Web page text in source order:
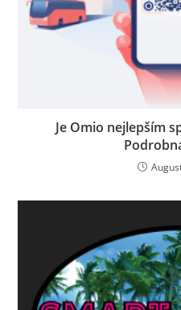
Je Omio nejlepším